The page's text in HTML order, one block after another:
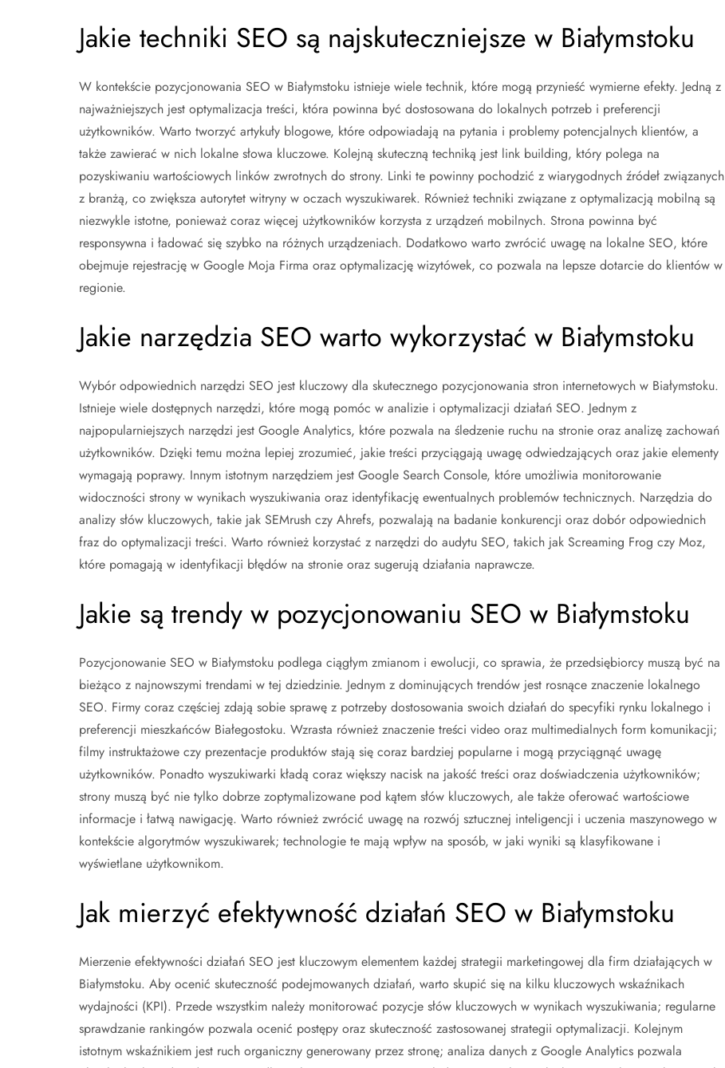
Jakie techniki SEO są najskuteczniejsze w Białymstoku
W kontekście pozycjonowania SEO w Białymstoku istnieje wiele technik, które mogą przynieść wymierne efekty. Jedną z
najważniejszych jest optymalizacja treści, która powinna być dostosowana do lokalnych potrzeb i preferencji
użytkowników. Warto tworzyć artykuły blogowe, które odpowiadają na pytania i problemy potencjalnych klientów, a
także zawierać w nich lokalne słowa kluczowe. Kolejną skuteczną techniką jest link building, który polega na
pozyskiwaniu wartościowych linków zwrotnych do strony. Linki te powinny pochodzić z wiarygodnych źródeł związanych
z branżą, co zwiększa autorytet witryny w oczach wyszukiwarek. Również techniki związane z optymalizacją mobilną są
niezwykle istotne, ponieważ coraz więcej użytkowników korzysta z urządzeń mobilnych. Strona powinna być
responsywna i ładować się szybko na różnych urządzeniach. Dodatkowo warto zwrócić uwagę na lokalne SEO, które
obejmuje rejestrację w Google Moja Firma oraz optymalizację wizytówek, co pozwala na lepsze dotarcie do klientów w
regionie.
Jakie narzędzia SEO warto wykorzystać w Białymstoku
Wybór odpowiednich narzędzi SEO jest kluczowy dla skutecznego pozycjonowania stron internetowych w Białymstoku.
Istnieje wiele dostępnych narzędzi, które mogą pomóc w analizie i optymalizacji działań SEO. Jednym z
najpopularniejszych narzędzi jest Google Analytics, które pozwala na śledzenie ruchu na stronie oraz analizę zachowań
użytkowników. Dzięki temu można lepiej zrozumieć, jakie treści przyciągają uwagę odwiedzających oraz jakie elementy
wymagają poprawy. Innym istotnym narzędziem jest Google Search Console, które umożliwia monitorowanie
widoczności strony w wynikach wyszukiwania oraz identyfikację ewentualnych problemów technicznych. Narzędzia do
analizy słów kluczowych, takie jak SEMrush czy Ahrefs, pozwalają na badanie konkurencji oraz dobór odpowiednich
fraz do optymalizacji treści. Warto również korzystać z narzędzi do audytu SEO, takich jak Screaming Frog czy Moz,
które pomagają w identyfikacji błędów na stronie oraz sugerują działania naprawcze.
Jakie są trendy w pozycjonowaniu SEO w Białymstoku
Pozycjonowanie SEO w Białymstoku podlega ciągłym zmianom i ewolucji, co sprawia, że przedsiębiorcy muszą być na
bieżąco z najnowszymi trendami w tej dziedzinie. Jednym z dominujących trendów jest rosnące znaczenie lokalnego
SEO. Firmy coraz częściej zdają sobie sprawę z potrzeby dostosowania swoich działań do specyfiki rynku lokalnego i
preferencji mieszkańców Białegostoku. Wzrasta również znaczenie treści video oraz multimedialnych form komunikacji;
filmy instruktażowe czy prezentacje produktów stają się coraz bardziej popularne i mogą przyciągnąć uwagę
użytkowników. Ponadto wyszukiwarki kładą coraz większy nacisk na jakość treści oraz doświadczenia użytkowników;
strony muszą być nie tylko dobrze zoptymalizowane pod kątem słów kluczowych, ale także oferować wartościowe
informacje i łatwą nawigację. Warto również zwrócić uwagę na rozwój sztucznej inteligencji i uczenia maszynowego w
kontekście algorytmów wyszukiwarek; technologie te mają wpływ na sposób, w jaki wyniki są klasyfikowane i
wyświetlane użytkownikom.
Jak mierzyć efektywność działań SEO w Białymstoku
Mierzenie efektywności działań SEO jest kluczowym elementem każdej strategii marketingowej dla firm działających w
Białymstoku. Aby ocenić skuteczność podejmowanych działań, warto skupić się na kilku kluczowych wskaźnikach
wydajności (KPI). Przede wszystkim należy monitorować pozycje słów kluczowych w wynikach wyszukiwania; regularne
sprawdzanie rankingów pozwala ocenić postępy oraz skuteczność zastosowanej strategii optymalizacji. Kolejnym
istotnym wskaźnikiem jest ruch organiczny generowany przez stronę; analiza danych z Google Analytics pozwala